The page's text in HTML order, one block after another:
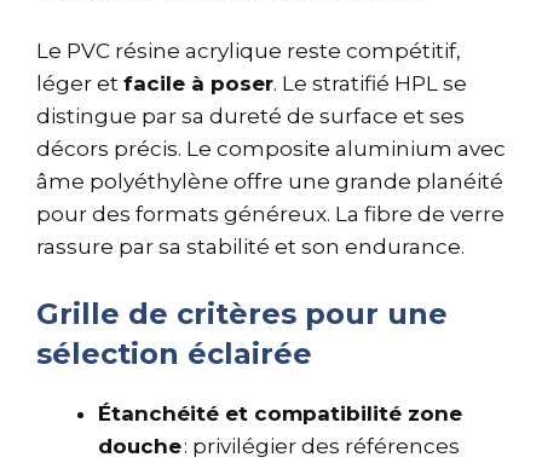
Le PVC résine acrylique reste compétitif,
léger et facile à poser. Le stratifié HPL se
distingue par sa dureté de surface et ses
décors précis. Le composite aluminium avec
âme polyéthylène offre une grande planéité
pour des formats généreux. La fibre de verre
rassure par sa stabilité et son endurance.
Grille de critères pour une
sélection éclairée
Étanchéité et compatibilité zone
douche: privilégier des références